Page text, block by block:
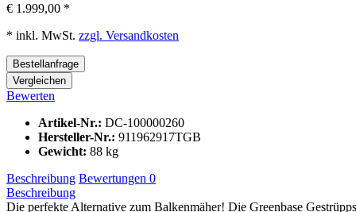
€ 1.999,00 *
* inkl. MwSt. zzgl. Versandkosten
Bestellanfrage
Vergleichen
Bewerten
Artikel-Nr.: DC-100000260
Hersteller-Nr.: 911962917TGB
Gewicht: 88 kg
Beschreibung Bewertungen 0
Beschreibung
Die perfekte Alternative zum Balkenmäher! Die Greenbase